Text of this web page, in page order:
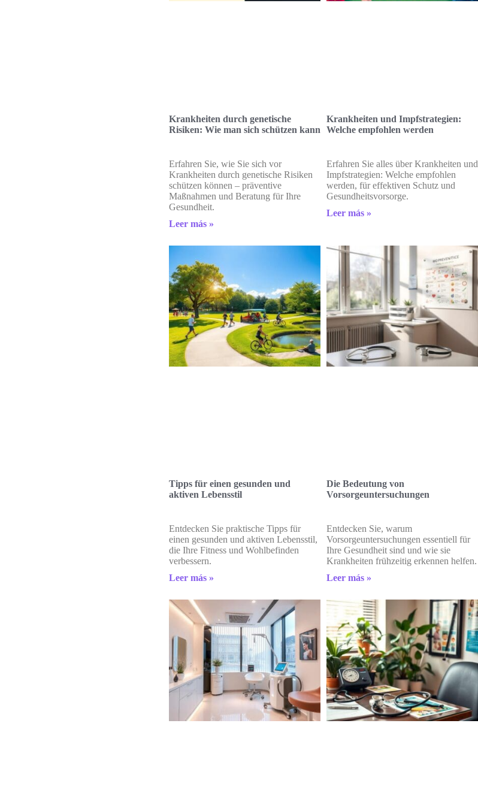
Krankheiten durch genetische
Risiken: Wie man sich schützen kann
Erfahren Sie, wie Sie sich vor
Krankheiten durch genetische Risiken
schützen können – präventive
Maßnahmen und Beratung für Ihre
Gesundheit.
Leer más »
Krankheiten und Impfstrategien:
Welche empfohlen werden
Erfahren Sie alles über Krankheiten und
Impfstrategien: Welche empfohlen
werden, für effektiven Schutz und
Gesundheitsvorsorge.
Leer más »
Tipps für einen gesunden und
aktiven Lebensstil
Entdecken Sie praktische Tipps für
einen gesunden und aktiven Lebensstil,
die Ihre Fitness und Wohlbefinden
verbessern.
Leer más »
Die Bedeutung von
Vorsorgeuntersuchungen
Entdecken Sie, warum
Vorsorgeuntersuchungen essentiell für
Ihre Gesundheit sind und wie sie
Krankheiten frühzeitig erkennen helfen.
Leer más »